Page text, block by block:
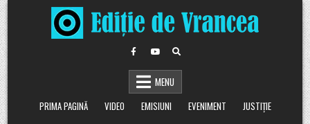
Skip
to
content
MENU
PRIMA PAGINĂ
VIDEO EMISIUNI EVENIMENT
JUSTIȚIE